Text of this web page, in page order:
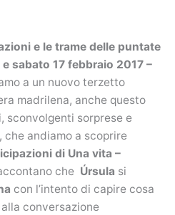
e le trame delle puntate
sabato 17 febbraio 2017 –
a un nuovo terzetto
madrilena, anche questo
sconvolgenti sorprese e
andiamo a scoprire
di Una vita –
che Úrsula si
con l’intento di capire cosa
conversazione